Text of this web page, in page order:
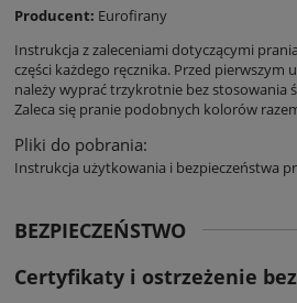
Producent: Eurofirany
Instrukcja z zaleceniami dotyczącymi
części każdego ręcznika. Przed pierwszym
należy wyprać trzykrotnie bez stosowania
Zaleca się pranie podobnych kolorów
Pliki do pobrania:
Instrukcja użytkowania i bezpieczeństwa
BEZPIECZEŃSTWO
Certyfikaty i ostrzeżenie